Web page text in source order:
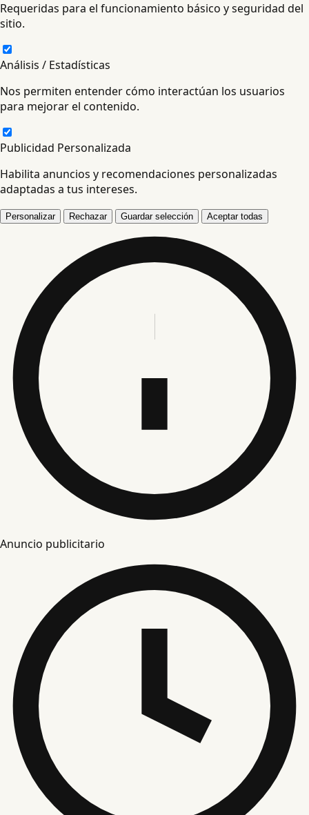
Requeridas para el funcionamiento básico y seguridad del
sitio.
Análisis / Estadísticas
Nos permiten entender cómo interactúan los usuarios
para mejorar el contenido.
Publicidad Personalizada
Habilita anuncios y recomendaciones personalizadas
adaptadas a tus intereses.
Personalizar Rechazar Guardar selección Aceptar todas
Anuncio publicitario